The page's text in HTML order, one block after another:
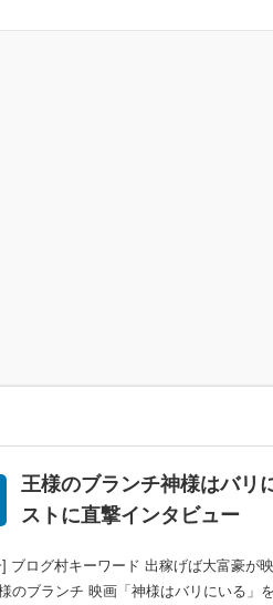
王様のブランチ神様はバリ
ストに直撃インタビュー
] ブログ村キーワード 出稼げば大富豪が
のブランチ 映画「神様はバリにいる」